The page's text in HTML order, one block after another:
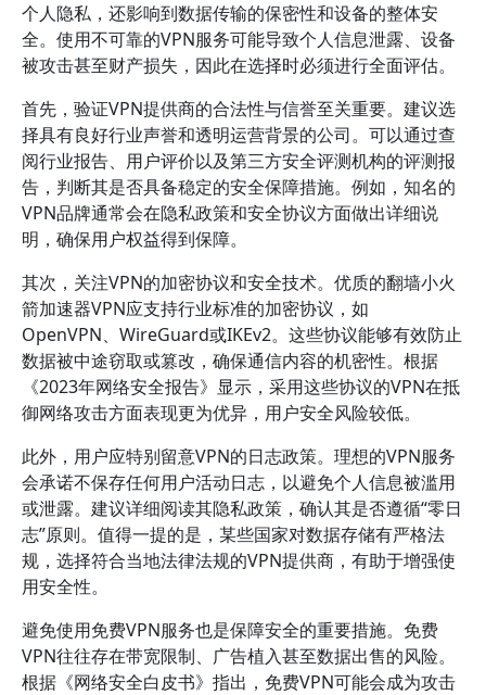
个人隐私，还影响到数据传输的保密性和设备的整体安
全。使用不可靠的VPN服务可能导致个人信息泄露、设备
被攻击甚至财产损失，因此在选择时必须进行全面评估。
首先，验证VPN提供商的合法性与信誉至关重要。建议选
择具有良好行业声誉和透明运营背景的公司。可以通过查
阅行业报告、用户评价以及第三方安全评测机构的评测报
告，判断其是否具备稳定的安全保障措施。例如，知名的
VPN品牌通常会在隐私政策和安全协议方面做出详细说
明，确保用户权益得到保障。
其次，关注VPN的加密协议和安全技术。优质的翻墙小火
箭加速器VPN应支持行业标准的加密协议，如
OpenVPN、WireGuard或IKEv2。这些协议能够有效防止
数据被中途窃取或篡改，确保通信内容的机密性。根据
《2023年网络安全报告》显示，采用这些协议的VPN在抵
御网络攻击方面表现更为优异，用户安全风险较低。
此外，用户应特别留意VPN的日志政策。理想的VPN服务
会承诺不保存任何用户活动日志，以避免个人信息被滥用
或泄露。建议详细阅读其隐私政策，确认其是否遵循“零日
志”原则。值得一提的是，某些国家对数据存储有严格法
规，选择符合当地法律法规的VPN提供商，有助于增强使
用安全性。
避免使用免费VPN服务也是保障安全的重要措施。免费
VPN往往存在带宽限制、广告植入甚至数据出售的风险。
根据《网络安全白皮书》指出，免费VPN可能会成为攻击